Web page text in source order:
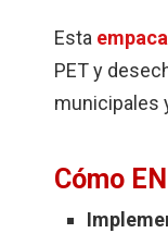
Esta
PET y
municipales
Cómo